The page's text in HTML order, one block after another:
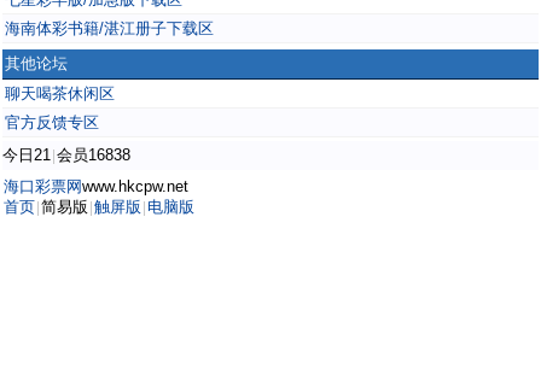
海南体彩书籍/湛江册子下载区
其他论坛
聊天喝茶休闲区
官方反馈专区
今日21 会员16838
海口彩票网www.hkcpw.net
首页 简易版 触屏版 电脑版